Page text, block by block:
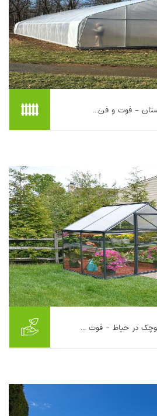
گلخانه از فضای تولید تابستانه به محل
بخوانیم ...
- فوت و فن...
و ساخت گلخانه کوچک خانگی برای آغاز
در حیاط - فوت ...